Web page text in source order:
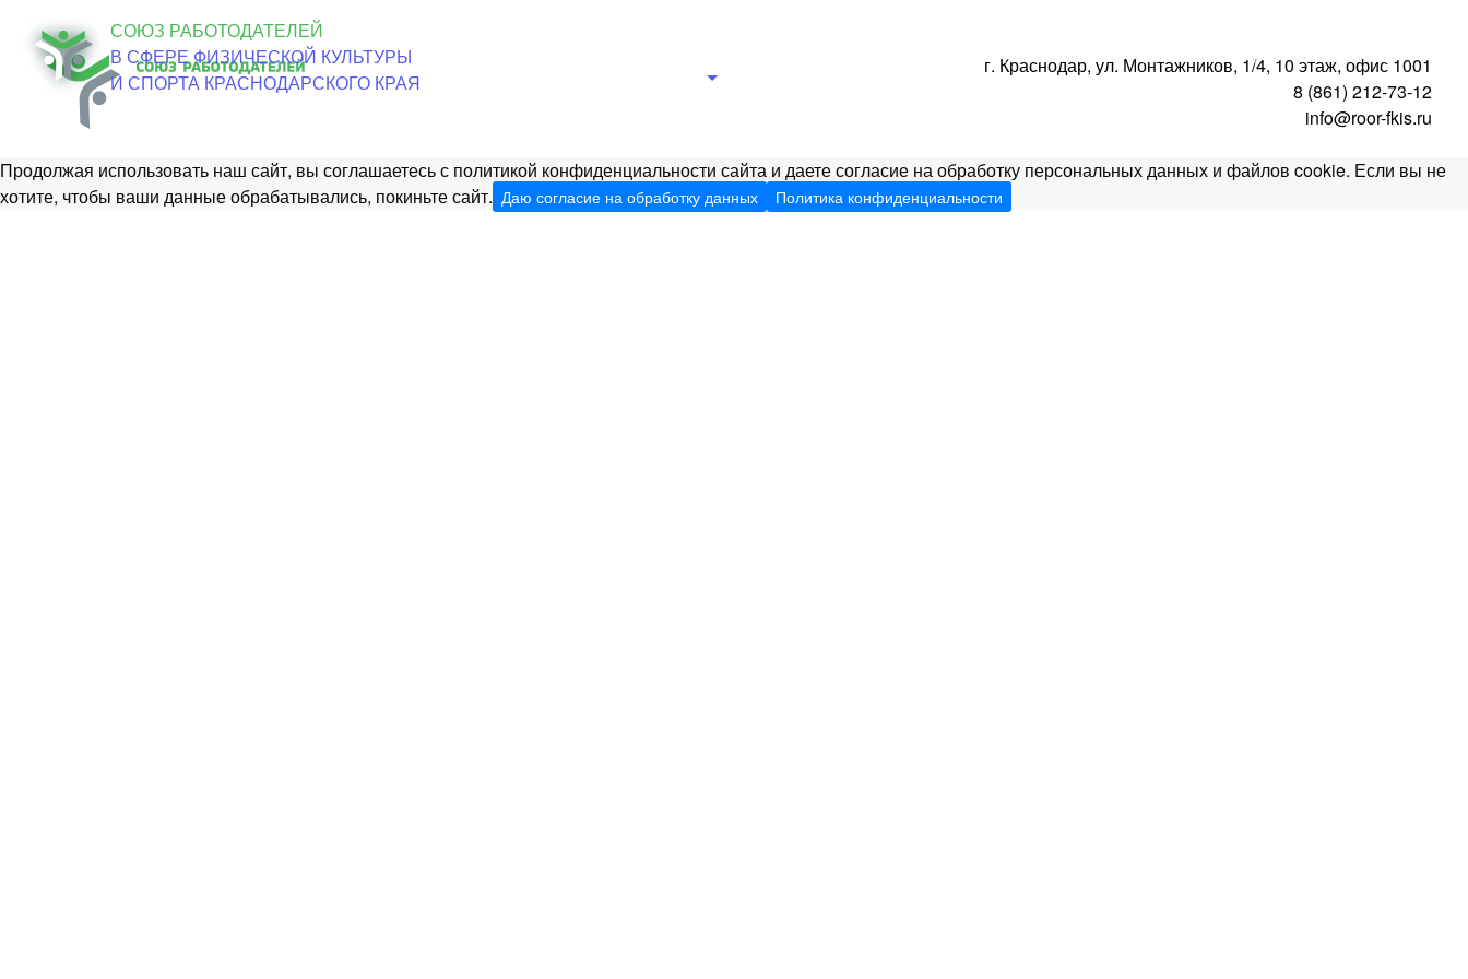
СОЮЗ РАБОТОДАТЕЛЕЙ
В СФЕРЕ ФИЗИЧЕСКОЙ КУЛЬТУРЫ
И СПОРТА КРАСНОДАРСКОГО КРАЯ
Центр оценки квалификаций Проектный центр ЦЭП
г. Краснодар, ул. Монтажников, 1/4, 10 этаж, офис 1001
8 (861) 212-73-12
info@roor-fkis.ru
Продолжая использовать наш сайт, вы соглашаетесь с политикой конфиденциальности сайта и даете согласие на обработку персональных данных и файлов cookie. Если вы не
хотите, чтобы ваши данные обрабатывались, покиньте сайт. Даю согласие на обработку данных Политика конфиденциальности